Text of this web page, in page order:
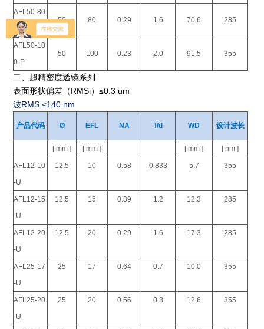
AFL50-80
-P
50 80 0.29 1.6 70.6 285
AFL50-10
0-P
50 100 0.23 2.0 91.5 355
二、超精密度透镜系列
表面形状偏差（RMSi）≤0.3 um
波RMS ≤140 nm
产品代码 Ø EFL NA f/d WD 设计波长
[ mm ] [ mm ] [ mm ] [ nm ]
AFL12-10
-U
12.5 10 0.58 0.833 5.7 355
AFL12-15
-U
12.5 15 0.39 1.2 12.3 285
AFL12-20
-U
12.5 20 0.29 1.6 17.3 285
AFL25-17
-U
25 17 0.64 0.7 10.0 355
AFL25-20
-U
25 20 0.56 0.8 12.6 355